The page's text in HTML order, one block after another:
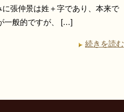
張仲景は姓＋字であり、本来で
一般的ですが、 […]
続きを読む